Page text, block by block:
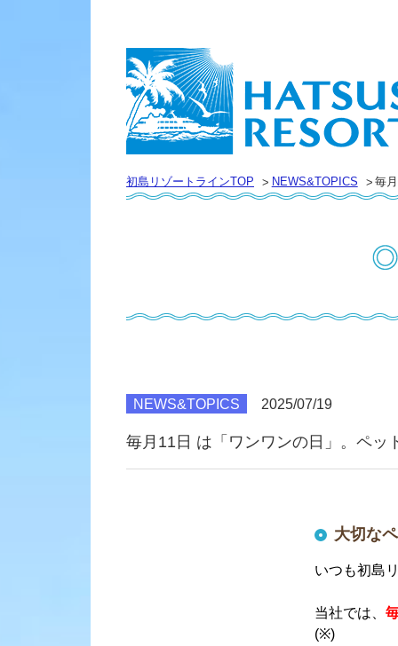
初島リゾートラインTOP NEWS&TOPICS 毎
NEWS&TOPICS 2025/07/19
毎月11日 は「ワンワンの日」。ペッ
大切な
いつも初島
当社では、
(※)